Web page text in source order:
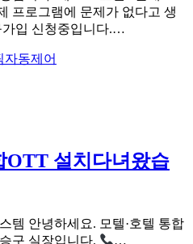
프로그램에 문제가 없다고 생
가입 신청중입니다.…
자동제어
OTT 설치다녀왔습
템 안녕하세요. 모텔·호텔 통합
구 실장입니다.
…